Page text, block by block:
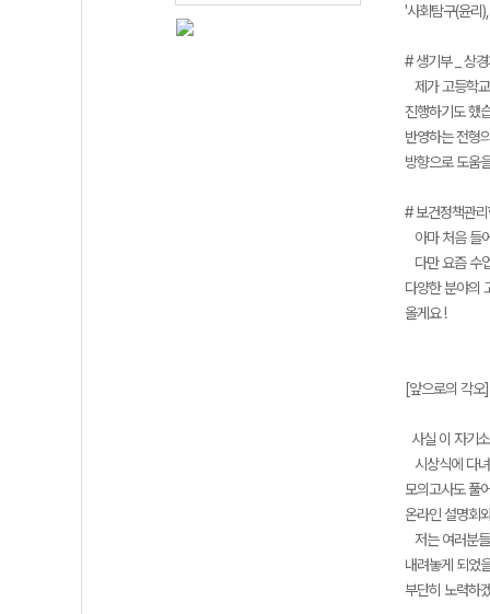
'사회탐구(윤리
# 생기부 _ 상
제가 고등학
진행하기도 했
반영하는 전형
방향으로 도움
# 보건정책관
아마 처음 들
다만 요즘 수
다양한 분야의
올게요 !
[앞으로의 각오]
사실 이 자기
시상식에 다
모의고사도 풀
온라인 설명회
저는 여러분
내려놓게 되었
부단히 노력하